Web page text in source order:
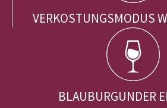
VERKOSTUNGSMODUS
BLAUBURGUNDER